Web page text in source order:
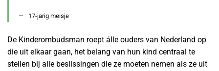
17-jarig meisje
De Kinderombudsman roept álle ouders van Nederland op
die uit elkaar gaan, het belang van hun kind centraal te
stellen bij alle beslissingen die ze moeten nemen als ze uit